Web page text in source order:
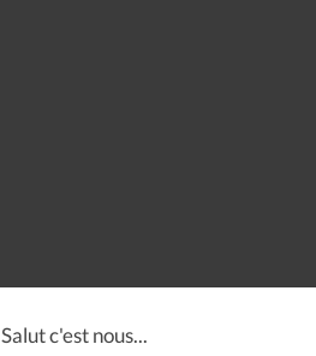
Salut c'est nous...